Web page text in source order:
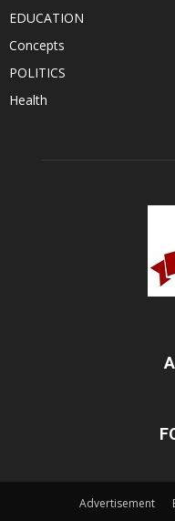
EDUCATION
Concepts
POLITICS
Health
Advertisement